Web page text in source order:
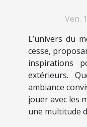
Ven.
L’univers du
cesse,
inspirations
extérieurs.
ambiance
jouer avec les
une multitude